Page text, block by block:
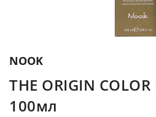
NOOK
THE ORIGIN
100мл